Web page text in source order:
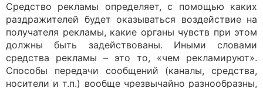
Средство рекламы определяет, с помощью каких
раздражителей будет оказываться воздействие на
получателя рекламы, какие органы чувств при этом
должны быть задействованы. Иными словами
средства рекламы – это то, «чем рекламируют».
Способы передачи сообщений (каналы, средства,
носители и т.п.) вообще чрезвычайно разнообразны,